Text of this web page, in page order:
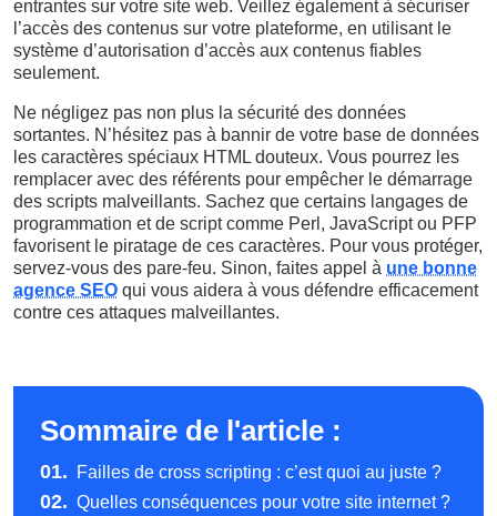
entrantes sur votre site web. Veillez également à sécuriser
l’accès des contenus sur votre plateforme, en utilisant le
système d’autorisation d’accès aux contenus fiables
seulement.
Ne négligez pas non plus la sécurité des données
sortantes. N’hésitez pas à bannir de votre base de données
les caractères spéciaux HTML douteux. Vous pourrez les
remplacer avec des référents pour empêcher le démarrage
des scripts malveillants. Sachez que certains langages de
programmation et de script comme Perl, JavaScript ou PFP
favorisent le piratage de ces caractères. Pour vous protéger,
servez-vous des pare-feu. Sinon, faites appel à une bonne
agence SEO qui vous aidera à vous défendre efficacement
contre ces attaques malveillantes.
Sommaire de l'article :
01. Failles de cross scripting : c’est quoi au juste ?
02. Quelles conséquences pour votre site internet ?